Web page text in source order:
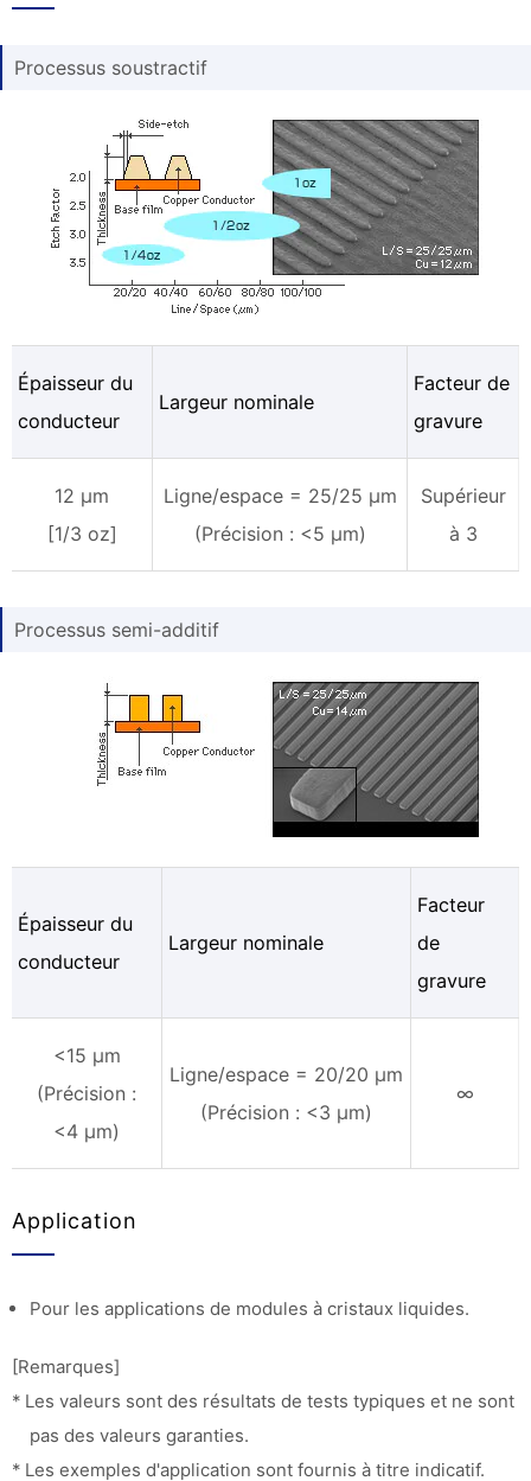
Processus soustractif
Épaisseur du
conducteur
Largeur nominale
Facteur de
gravure
12 µm
[1/3 oz]
Ligne/espace = 25/25 µm
(Précision : <5 µm)
Supérieur
à 3
Processus semi-additif
Épaisseur du
conducteur
Largeur nominale
Facteur
de
gravure
<15 µm
(Précision :
<4 µm)
Ligne/espace = 20/20 µm
(Précision : <3 µm)
∞
Application
Pour les applications de modules à cristaux liquides.
[Remarques]
* Les valeurs sont des résultats de tests typiques et ne sont
pas des valeurs garanties.
* Les exemples d'application sont fournis à titre indicatif.